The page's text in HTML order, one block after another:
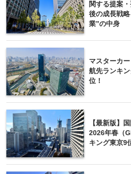
関する提案
後の成長戦
業”の中身
マスターカ
航先ランキ
位！
【最新版】
2026年春（
キング東京9